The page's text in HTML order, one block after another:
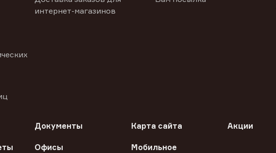
интернет-магазинов
Документы Карта сайта Акции
Офисы
Мобильное